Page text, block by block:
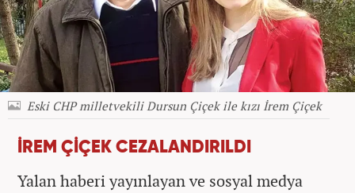
Eski CHP milletvekili Dursun Çiçek ile kızı İrem Çiçek
İREM ÇİÇEK CEZALANDIRILDI
Yalan haberi yayınlayan ve sosyal medya